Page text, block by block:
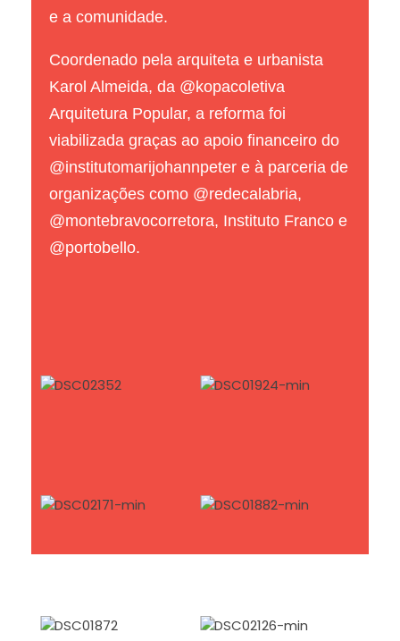
e a comunidade.
Coordenado pela arquiteta e urbanista
Karol Almeida, da @kopacoletiva
Arquitetura Popular, a reforma foi
viabilizada graças ao apoio financeiro do
@institutomarijohannpeter e à parceria de
organizações como @redecalabria,
@montebravocorretora, Instituto Franco e
@portobello.